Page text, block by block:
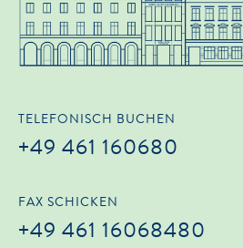
TELEFONISCH BUCHEN
+49 461 160680
FAX SCHICKEN
+49 461 16068480